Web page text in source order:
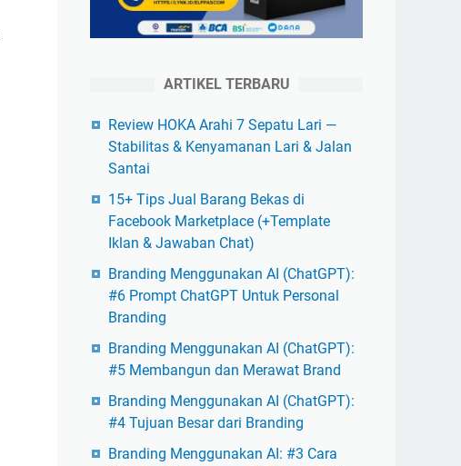
ARTIKEL TERBARU
Review HOKA Arahi 7 Sepatu Lari —
Stabilitas & Kenyamanan Lari & Jalan
Santai
15+ Tips Jual Barang Bekas di
Facebook Marketplace (+Template
Iklan & Jawaban Chat)
Branding Menggunakan AI (ChatGPT):
#6 Prompt ChatGPT Untuk Personal
Branding
Branding Menggunakan AI (ChatGPT):
#5 Membangun dan Merawat Brand
Branding Menggunakan AI (ChatGPT):
#4 Tujuan Besar dari Branding
Branding Menggunakan AI: #3 Cara